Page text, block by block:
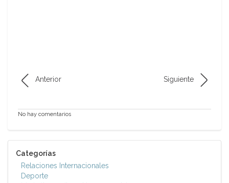
Anterior Siguiente
No hay comentarios
Categorías
Relaciones Internacionales
Deporte